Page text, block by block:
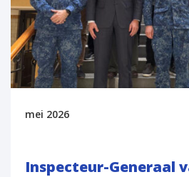
mei 2026
Inspecteur-Generaal